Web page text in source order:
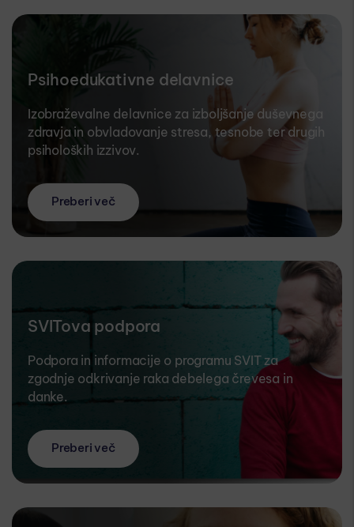
Psihoedukativne delavnice
Izobraževalne delavnice za izboljšanje duševnega
zdravja in obvladovanje stresa, tesnobe ter drugih
psiholoških izzivov.
Preberi več
SVITova podpora
Podpora in informacije o programu SVIT za
zgodnje odkrivanje raka debelega črevesa in
danke.
Preberi več